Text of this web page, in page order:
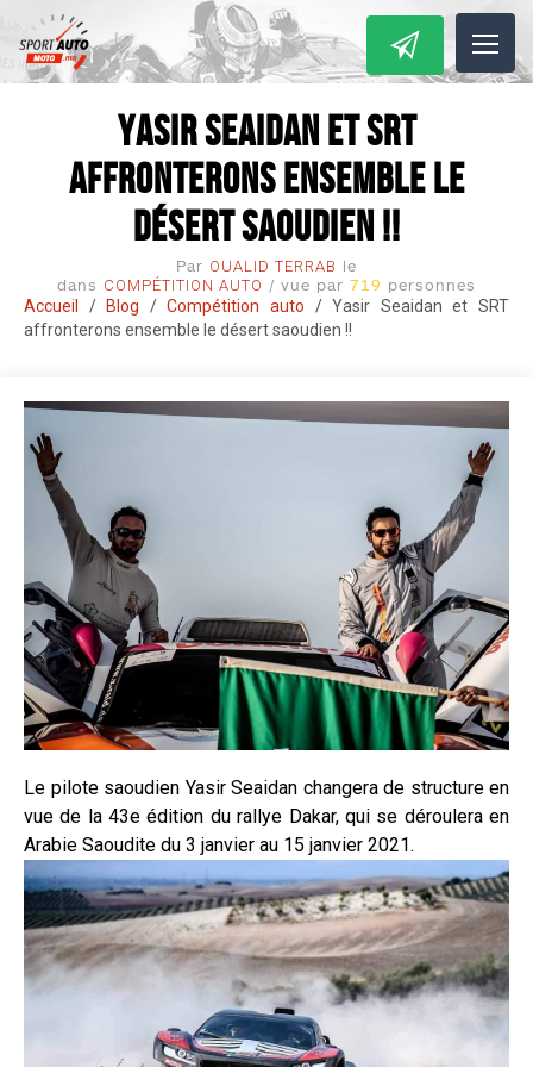
Compétition auto
29/10/2020 22:10:10
Yasir Seaidan et SRT
affronterons ensemble le
désert saoudien !!
Par OUALID TERRAB le
dans COMPÉTITION AUTO / vue par 719 personnes
Accueil
/ Blog /Compétition auto /Yasir Seaidan et SRT
affronterons ensemble le désert saoudien !!
Le pilote saoudien Yasir Seaidan changera de structure en
vue de la 43e édition du rallye Dakar, qui se déroulera en
Arabie Saoudite du 3 janvier au 15 janvier 2021.